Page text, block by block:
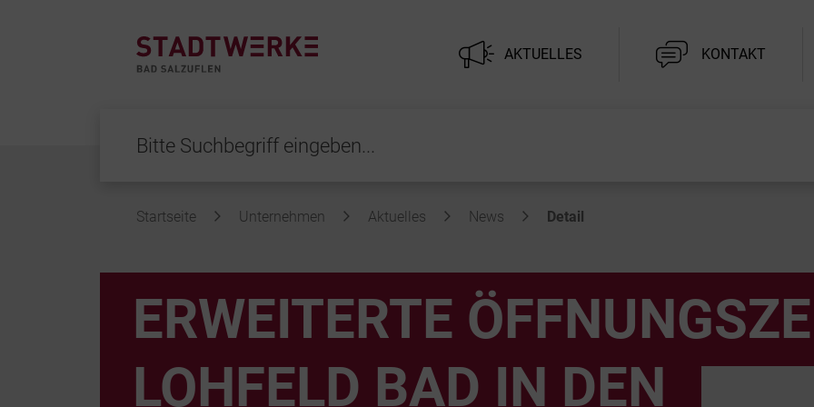
AKTUELLES KONTAKT
Startseite Unternehmen Aktuelles News Detail
ERWEITERTE
LOHFELD BAD IN DEN